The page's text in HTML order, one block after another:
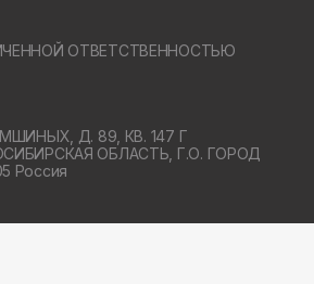
ОТВЕТСТВЕННОСТЬЮ
Д. 89, КВ. 147 Г
ОБЛАСТЬ, Г.О. ГОРОД
Россия